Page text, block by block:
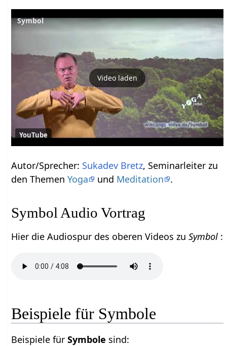
Symbol
Video laden
YouTube
Autor/Sprecher: Sukadev Bretz, Seminarleiter zu
den ThemenYoga und Meditation .
Symbol Audio Vortrag
Hier die Audiospur des oberen Videos zuSymbol :
Beispiele für Symbole
Beispiele fürSymbole sind: